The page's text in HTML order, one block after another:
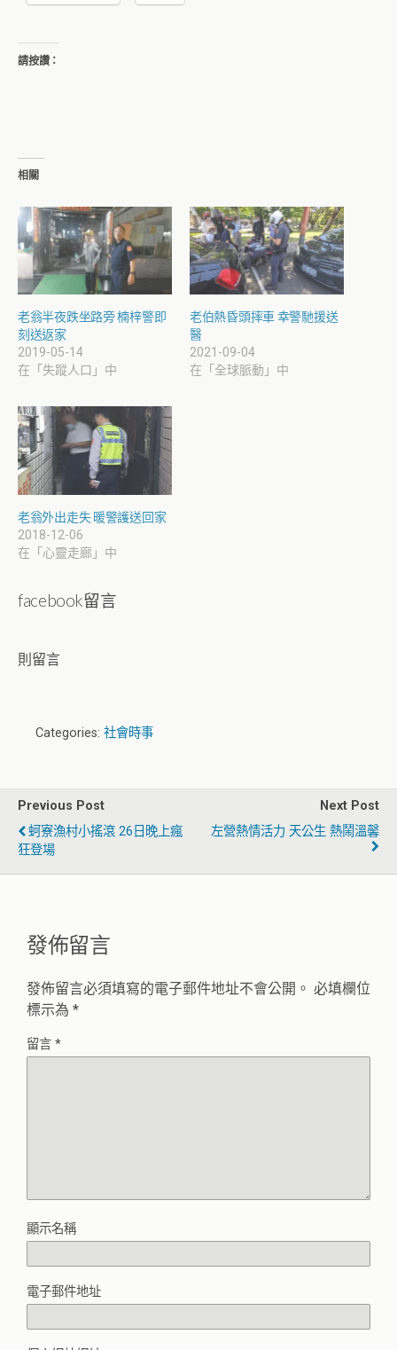
請按讚：
相關
老翁半夜跌坐路旁 楠梓警即
刻送返家
2019-05-14
在「失蹤人口」中
老伯熱昏頭摔車 幸警馳援送
醫
2021-09-04
在「全球脈動」中
老翁外出走失 暖警護送回家
2018-12-06
在「心靈走廊」中
facebook留言
則留言
Categories: 社會時事
Previous Post
蚵寮漁村小搖滾 26日晚上瘋
狂登場
Next Post
左營熱情活力 天公生 熱鬧溫馨
發佈留言
發佈留言必須填寫的電子郵件地址不會公開。 必填欄位
標示為 *
留言 *
顯示名稱
電子郵件地址